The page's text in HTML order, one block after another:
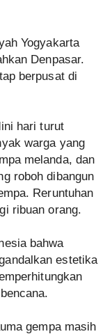
Yogyakarta
Denpasar.
berpusat di
hari turut
warga yang
melanda, dan
roboh dibangun
Reruntuhan
ribuan orang.
bahwa
estetika
gempa masih